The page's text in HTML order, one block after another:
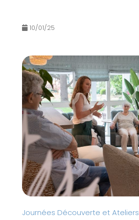
10/01/25
Journées Découverte et Ateliers